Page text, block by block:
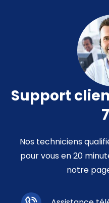
Support
Nos techniciens
pour vous en 20
notre